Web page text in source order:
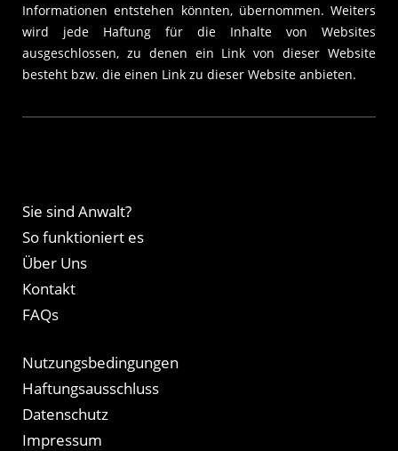
Informationen entstehen könnten, übernommen. Weiters
wird jede Haftung für die Inhalte von Websites
ausgeschlossen, zu denen ein Link von dieser Website
besteht bzw. die einen Link zu dieser Website anbieten.
Sie sind Anwalt?
So funktioniert es
Über Uns
Kontakt
FAQs
Nutzungsbedingungen
Haftungsausschluss
Datenschutz
Impressum